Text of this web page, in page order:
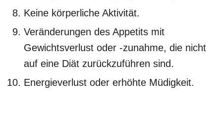
Keine körperliche Aktivität.
Veränderungen des Appetits mit
Gewichtsverlust oder -zunahme, die nicht
auf eine Diät zurückzuführen sind.
Energieverlust oder erhöhte Müdigkeit.